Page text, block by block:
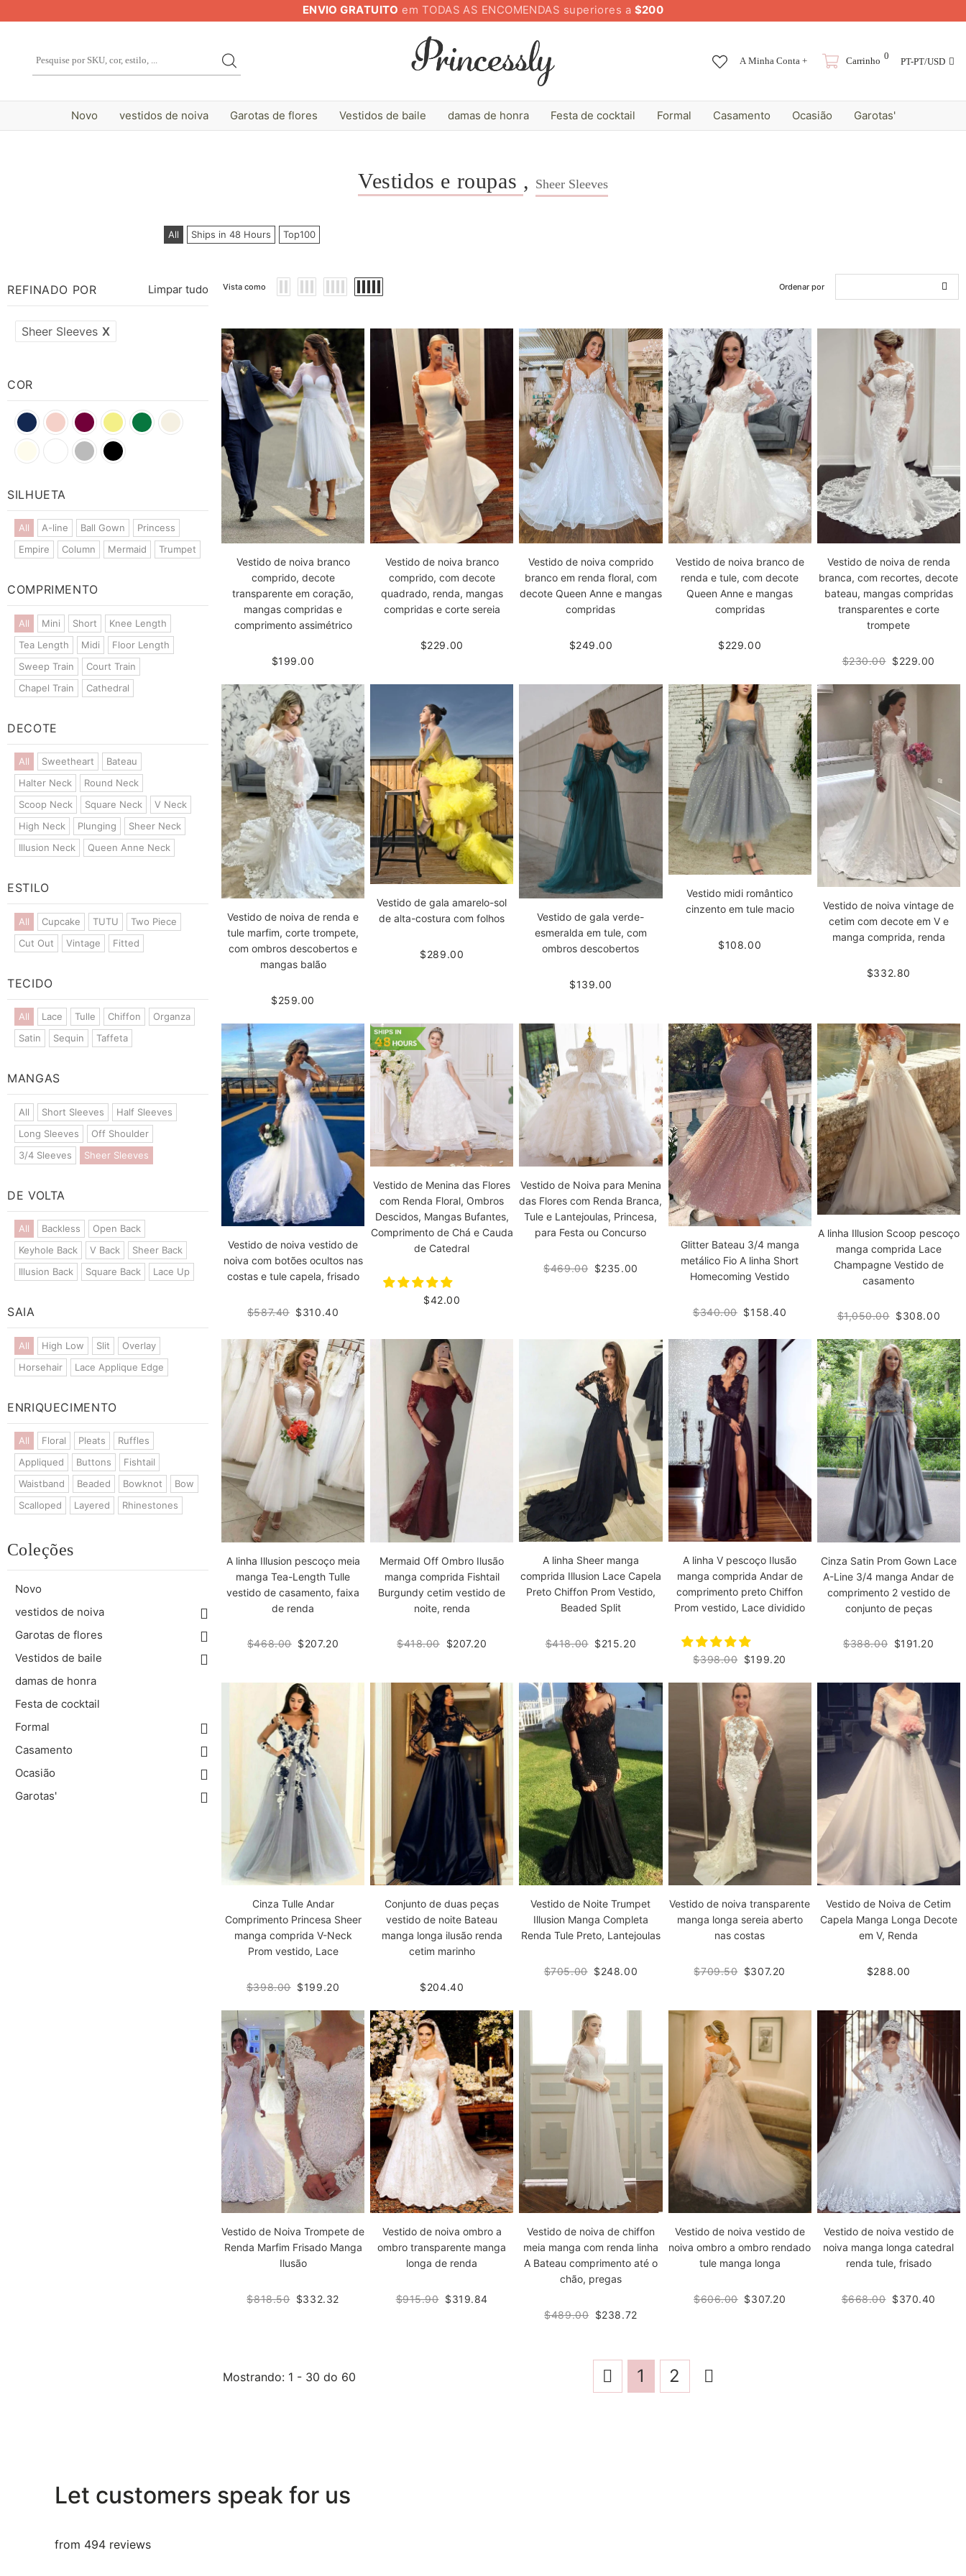
ENVIO GRATUITO em TODAS AS ENCOMENDAS superiores a $200
A Minha Conta + Carrinho 0 PT-PT/USD
Novo vestidos de noiva Garotas de flores Vestidos de baile damas de honra Festa de cocktail Formal Casamento Ocasião Garotas'
Vestidos e roupas , Sheer Sleeves
All Ships in 48 Hours Top100
REFINADO POR Limpar tudo
Sheer Sleeves X
COR
SILHUETA
All A-line Ball Gown
Princess
Empire
Column Mermaid Trumpet
COMPRIMENTO
All Mini Short
Knee Length
Tea Length
Midi
Floor Length
Sweep Train
Court Train
Chapel Train
Cathedral
DECOTE
All Sweetheart
Bateau
Halter Neck
Round Neck
Scoop Neck
Square Neck
V Neck
High Neck
Plunging
Sheer Neck
Illusion Neck
Queen Anne Neck
ESTILO
All Cupcake TUTU
Two Piece
Cut Out
Vintage Fitted
TECIDO
All Lace Tulle Chiffon
Organza
Satin
Sequin Taffeta
MANGAS
All Short Sleeves
Half Sleeves
Long Sleeves
Off Shoulder
3/4 Sleeves
Sheer Sleeves
DE VOLTA
All Backless
Open Back
Keyhole Back
V Back
Sheer Back
Illusion Back
Square Back Lace Up
SAIA
All High Low Slit
Overlay
Horsehair
Lace Applique Edge
ENRIQUECIMENTO
All Floral Pleats
Ruffles
Appliqued
Buttons
Fishtail
Waistband
Beaded Bowknot
Bow
Scalloped
Layered Rhinestones
Coleções
Novo
vestidos de noiva
Garotas de flores
Vestidos de baile
damas de honra
Festa de cocktail
Formal
Casamento
Ocasião
Garotas'
Vista como Ordenar por
Vestido de noiva branco
comprido, decote
transparente em coração,
mangas compridas e
comprimento assimétrico
$199.00
Vestido de noiva branco
comprido, com decote
quadrado, renda, mangas
compridas e corte sereia
$229.00
Vestido de noiva comprido
branco em renda floral, com
decote Queen Anne e mangas
compridas
$249.00
Vestido de noiva branco de
renda e tule, com decote
Queen Anne e mangas
compridas
$229.00
Vestido de noiva de renda
branca, com recortes, decote
bateau, mangas compridas
transparentes e corte
trompete
$230.00 $229.00
Vestido de noiva de renda e
tule marfim, corte trompete,
com ombros descobertos e
mangas balão
$259.00
Vestido de gala amarelo-sol
de alta-costura com folhos
$289.00
Vestido de gala verde-
esmeralda em tule, com
ombros descobertos
$139.00
Vestido midi romântico
cinzento em tule macio
$108.00
Vestido de noiva vintage de
cetim com decote em V e
manga comprida, renda
$332.80
Vestido de noiva vestido de
noiva com botões ocultos nas
costas e tule capela, frisado
$587.40 $310.40
Vestido de Menina das Flores
com Renda Floral, Ombros
Descidos, Mangas Bufantes,
Comprimento de Chá e Cauda
de Catedral
$42.00
Vestido de Noiva para Menina
das Flores com Renda Branca,
Tule e Lantejoulas, Princesa,
para Festa ou Concurso
$469.00 $235.00
Glitter Bateau 3/4 manga
metálico Fio A linha Short
Homecoming Vestido
$340.00 $158.40
A linha Illusion Scoop pescoço
manga comprida Lace
Champagne Vestido de
casamento
$1,050.00 $308.00
A linha Illusion pescoço meia
manga Tea-Length Tulle
vestido de casamento, faixa
de renda
$468.00 $207.20
Mermaid Off Ombro Ilusão
manga comprida Fishtail
Burgundy cetim vestido de
noite, renda
$418.00 $207.20
A linha Sheer manga
comprida Illusion Lace Capela
Preto Chiffon Prom Vestido,
Beaded Split
$418.00 $215.20
A linha V pescoço Ilusão
manga comprida Andar de
comprimento preto Chiffon
Prom vestido, Lace dividido
$398.00 $199.20
Cinza Satin Prom Gown Lace
A-Line 3/4 manga Andar de
comprimento 2 vestido de
conjunto de peças
$388.00 $191.20
Cinza Tulle Andar
Comprimento Princesa Sheer
manga comprida V-Neck
Prom vestido, Lace
$398.00 $199.20
Conjunto de duas peças
vestido de noite Bateau
manga longa ilusão renda
cetim marinho
$204.40
Vestido de Noite Trumpet
Illusion Manga Completa
Renda Tule Preto, Lantejoulas
$705.00 $248.00
Vestido de noiva transparente
manga longa sereia aberto
nas costas
$709.50 $307.20
Vestido de Noiva de Cetim
Capela Manga Longa Decote
em V, Renda
$288.00
Vestido de Noiva Trompete de
Renda Marfim Frisado Manga
Ilusão
$818.50 $332.32
Vestido de noiva ombro a
ombro transparente manga
longa de renda
$915.90 $319.84
Vestido de noiva de chiffon
meia manga com renda linha
A Bateau comprimento até o
chão, pregas
$489.00 $238.72
Vestido de noiva vestido de
noiva ombro a ombro rendado
tule manga longa
$606.00 $307.20
Vestido de noiva vestido de
noiva manga longa catedral
renda tule, frisado
$668.00 $370.40
Mostrando: 1 - 30 do 60 1 2
Let customers speak for us
from 494 reviews